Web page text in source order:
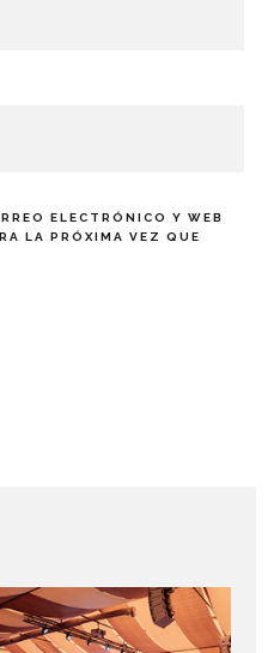
ELECTRÓNICO Y WEB
LA PRÓXIMA VEZ QUE